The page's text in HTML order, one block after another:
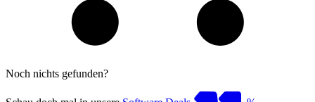
Noch nichts gefunden?